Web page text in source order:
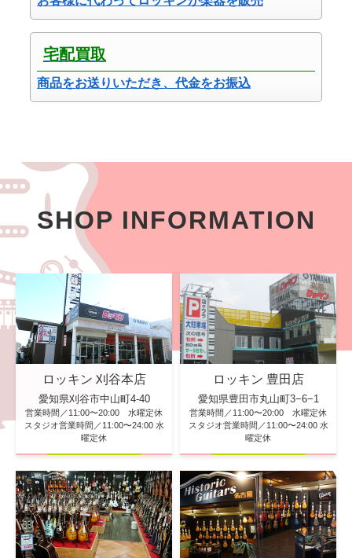
宅配買取
商品をお送りいただき、代金をお振込
SHOP INFORMATION
ロッキン 刈谷本店
愛知県刈谷市中山町4-40
営業時間／11:00〜20:00 水曜定休
スタジオ営業時間／11:00〜24:00 水
曜定休
ロッキン 豊田店
愛知県豊田市丸山町3−6−1
営業時間／11:00〜20:00 水曜定休
スタジオ営業時間／11:00〜24:00 水
曜定休